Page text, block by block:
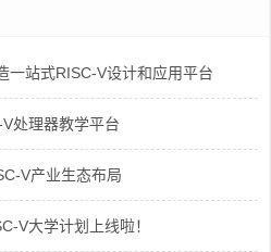
一站式RISC-V设计和应用平台
处理器教学平台
V产业生态布局
V大学计划上线啦！